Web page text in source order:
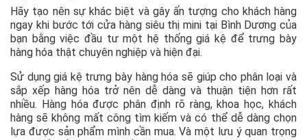
Hãy tạo nên sự khác biệt và gây ấn tượng cho khách hàng
ngay khi bước tới cửa hàng siêu thị mini tại Bình Dương của
bạn bằng việc đầu tư một hệ thống giá kệ để trưng bày
hàng hóa thật chuyên nghiệp và hiện đại.
Sử dụng giá kệ trưng bày hàng hóa sẽ giúp cho phân loại và
sắp xếp hàng hóa trở nên dễ dàng và thuận tiện hơn rất
nhiều. Hàng hóa được phân định rõ ràng, khoa học, khách
hàng sẽ không mất công tìm kiếm và có thể dễ dàng chọn
lựa được sản phẩm mình cần mua. Và một lưu ý quan trọng